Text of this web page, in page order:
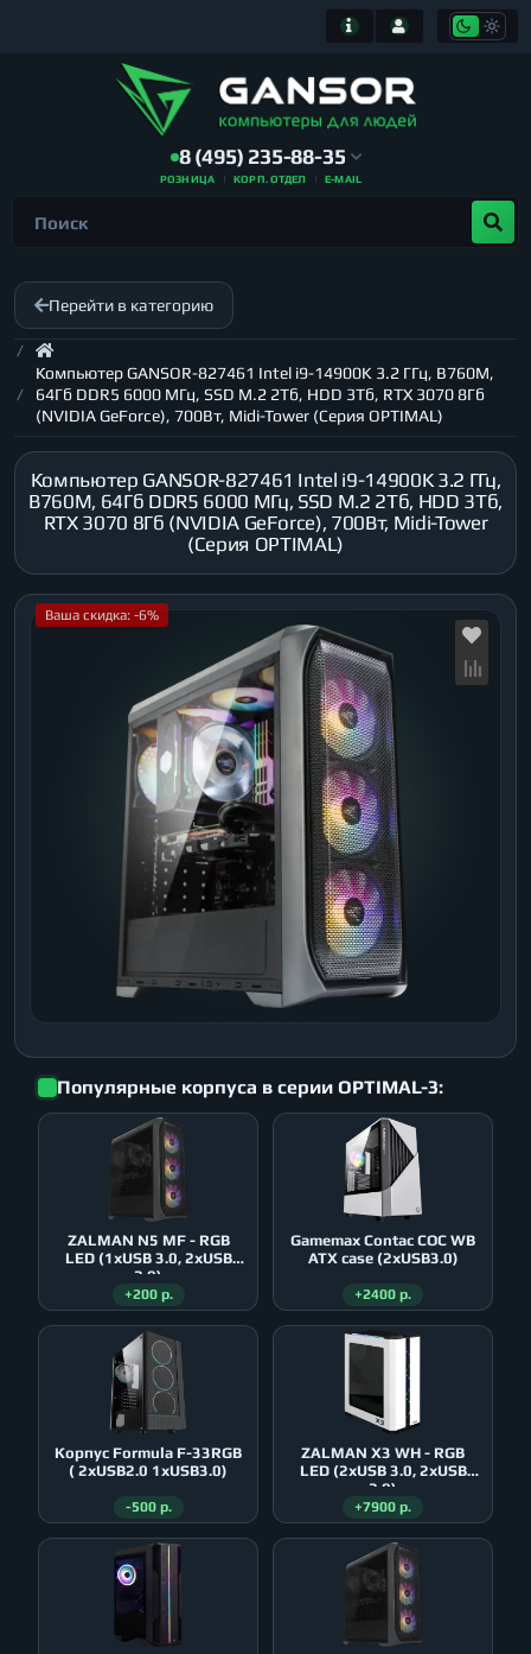
8 (495) 235-88-35
РОЗНИЦА КОРП. ОТДЕЛ E-MAIL
Перейти в категорию
Компьютер GANSOR-827461 Intel i9-14900K 3.2 ГГц, B760M,
64Гб DDR5 6000 МГц, SSD M.2 2Тб, HDD 3Тб, RTX 3070 8Гб
(NVIDIA GeForce), 700Вт, Midi-Tower (Серия OPTIMAL)
Компьютер GANSOR-827461 Intel i9-14900K 3.2 ГГц,
B760M, 64Гб DDR5 6000 МГц, SSD M.2 2Тб, HDD 3Тб,
RTX 3070 8Гб (NVIDIA GeForce), 700Вт, Midi-Tower
(Серия OPTIMAL)
Ваша скидка: -6%
Популярные корпуса в серии OPTIMAL-3:
ZALMAN N5 MF - RGB
LED (1xUSB 3.0, 2xUSB
2.0)
+200 р.
Gamemax Contac COC WB
ATX case (2xUSB3.0)
+2400 р.
Корпус Formula F-33RGB
( 2xUSB2.0 1xUSB3.0)
-500 р.
ZALMAN X3 WH - RGB
LED (2xUSB 3.0, 2xUSB
2.0)
+7900 р.